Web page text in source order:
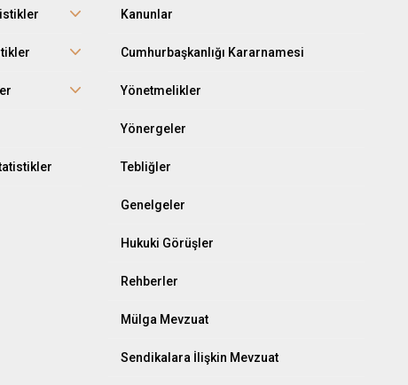
Kanunlar
Cumhurbaşkanlığı Kararnamesi
Yönetmelikler
Yönergeler
Tebliğler
Genelgeler
Hukuki Görüşler
Rehberler
Mülga Mevzuat
Sendikalara İlişkin Mevzuat